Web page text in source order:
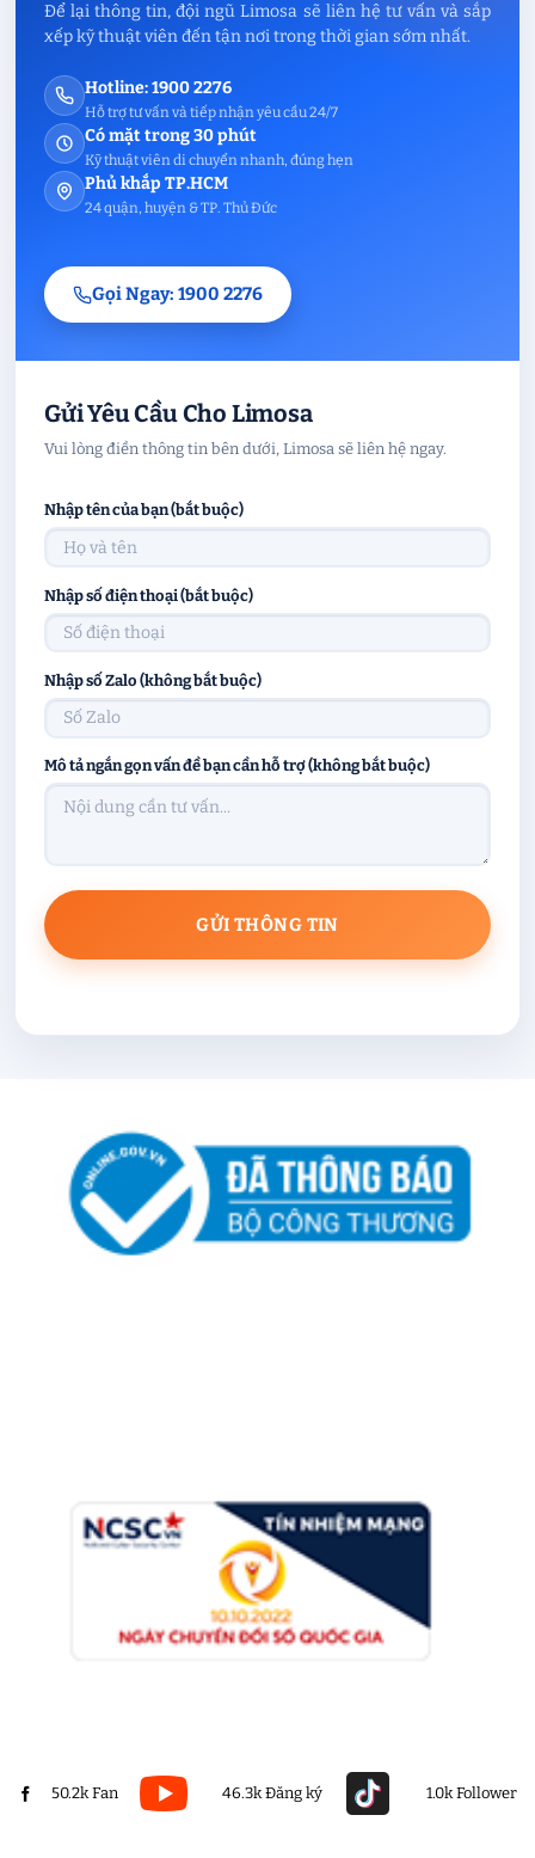
Để lại thông tin, đội ngũ Limosa sẽ liên hệ tư vấn và sắp
xếp kỹ thuật viên đến tận nơi trong thời gian sớm nhất.
Hotline: 1900 2276
Hỗ trợ tư vấn và tiếp nhận yêu cầu 24/7
Có mặt trong 30 phút
Kỹ thuật viên di chuyển nhanh, đúng hẹn
Phủ khắp TP.HCM
24 quận, huyện & TP. Thủ Đức
Gọi Ngay: 1900 2276
Gửi Yêu Cầu Cho Limosa
Vui lòng điền thông tin bên dưới, Limosa sẽ liên hệ ngay.
Nhập tên của bạn (bắt buộc)
Nhập số điện thoại (bắt buộc)
Nhập số Zalo (không bắt buộc)
Mô tả ngắn gọn vấn đề bạn cần hỗ trợ (không bắt buộc)
50.2k Fan 46.3k Đăng ký 1.0k Follower